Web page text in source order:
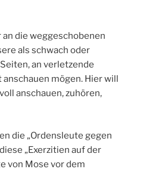
die weggeschobenen
als schwach oder
an verletzende
mögen. Hier will
anschauen, zuhören,
die „Ordensleute gegen
„Exerzitien auf der
von Mose vor dem